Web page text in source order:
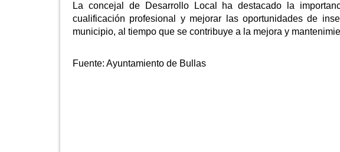
La concejal de Desarrollo Local ha destacado la
cualificación profesional y mejorar las oportunidades de
municipio, al tiempo que se contribuye a la mejora y
Fuente: Ayuntamiento de Bullas